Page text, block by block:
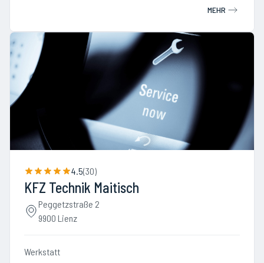
MEHR
4.5(30)
KFZ Technik Maitisch
Peggetzstraße 2
9900 Lienz
Werkstatt